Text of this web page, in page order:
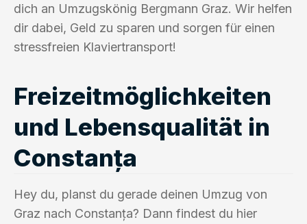
dich an Umzugskönig Bergmann Graz. Wir helfen
dir dabei, Geld zu sparen und sorgen für einen
stressfreien Klaviertransport!
Freizeitmöglichkeiten
und Lebensqualität in
Constanța
Hey du, planst du gerade deinen Umzug von
Graz nach Constanța? Dann findest du hier